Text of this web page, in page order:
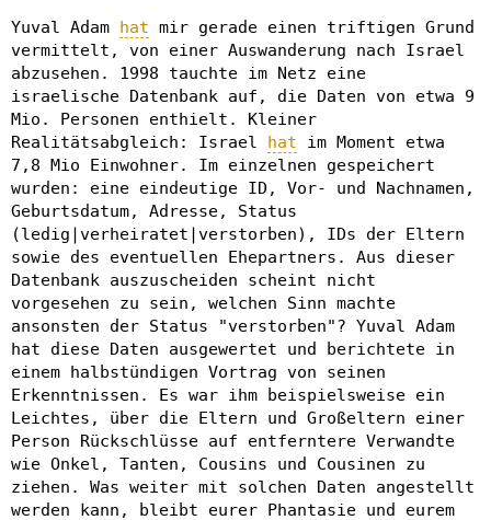
Yuval Adam hat mir gerade einen triftigen Grund
vermittelt, von einer Auswanderung nach Israel
abzusehen. 1998 tauchte im Netz eine
israelische Datenbank auf, die Daten von etwa 9
Mio. Personen enthielt. Kleiner
Realitätsabgleich: Israel hat im Moment etwa
7,8 Mio Einwohner. Im einzelnen gespeichert
wurden: eine eindeutige ID, Vor- und Nachnamen,
Geburtsdatum, Adresse, Status
(ledig|verheiratet|verstorben), IDs der Eltern
sowie des eventuellen Ehepartners. Aus dieser
Datenbank auszuscheiden scheint nicht
vorgesehen zu sein, welchen Sinn machte
ansonsten der Status "verstorben"? Yuval Adam
hat diese Daten ausgewertet und berichtete in
einem halbstündigen Vortrag von seinen
Erkenntnissen. Es war ihm beispielsweise ein
Leichtes, über die Eltern und Großeltern einer
Person Rückschlüsse auf entferntere Verwandte
wie Onkel, Tanten, Cousins und Cousinen zu
ziehen. Was weiter mit solchen Daten angestellt
werden kann, bleibt eurer Phantasie und eurem